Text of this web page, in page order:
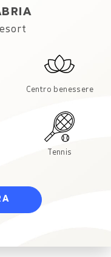
Centro benessere
Tennis